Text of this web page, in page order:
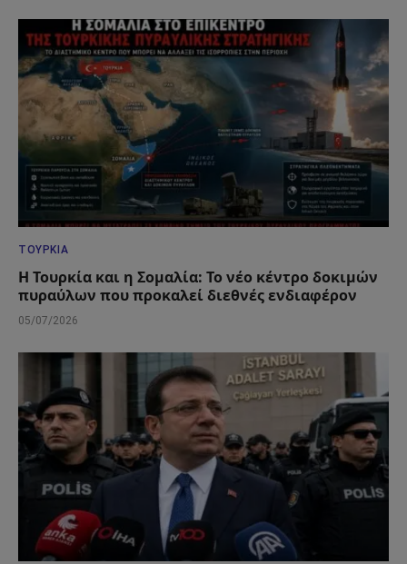
ΤΟΥΡΚΊΑ
Η Τουρκία και η Σομαλία: Το νέο κέντρο δοκιμών
πυραύλων που προκαλεί διεθνές ενδιαφέρον
05/07/2026